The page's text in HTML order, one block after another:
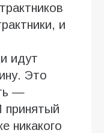
и
идут
Это
—
никакого